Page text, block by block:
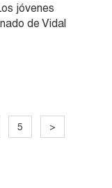
jóvenes
de Vidal
5 >